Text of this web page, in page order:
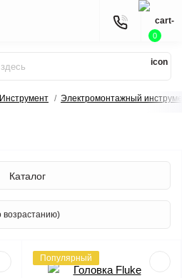
0
Инструмент Электромонтажный
Каталог
Популярный